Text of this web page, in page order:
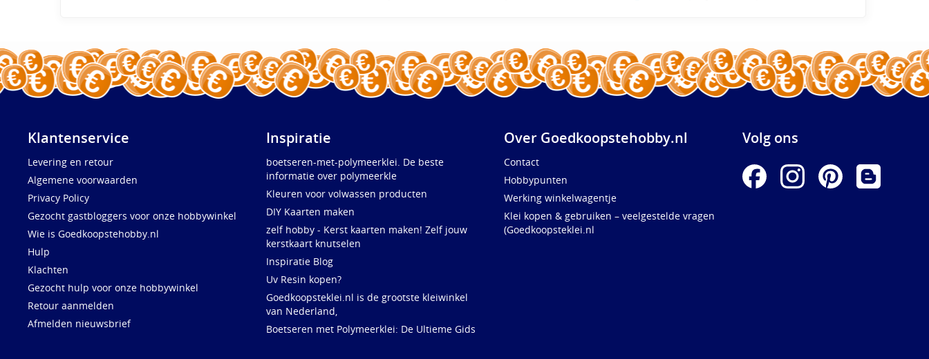
Klantenservice
Levering en retour
Algemene voorwaarden
Privacy Policy
Gezocht gastbloggers voor onze hobbywinkel
Wie is Goedkoopstehobby.nl
Hulp
Klachten
Gezocht hulp voor onze hobbywinkel
Retour aanmelden
Afmelden nieuwsbrief
Inspiratie
boetseren-met-polymeerklei. De beste
informatie over polymeerkle
Kleuren voor volwassen producten
DIY Kaarten maken
zelf hobby - Kerst kaarten maken! Zelf jouw
kerstkaart knutselen
Inspiratie Blog
Uv Resin kopen?
Goedkoopsteklei.nl is de grootste kleiwinkel
van Nederland,
Boetseren met Polymeerklei: De Ultieme Gids
Over Goedkoopstehobby.nl
Contact
Hobbypunten
Werking winkelwagentje
Klei kopen & gebruiken – veelgestelde vragen
(Goedkoopsteklei.nl
Volg ons